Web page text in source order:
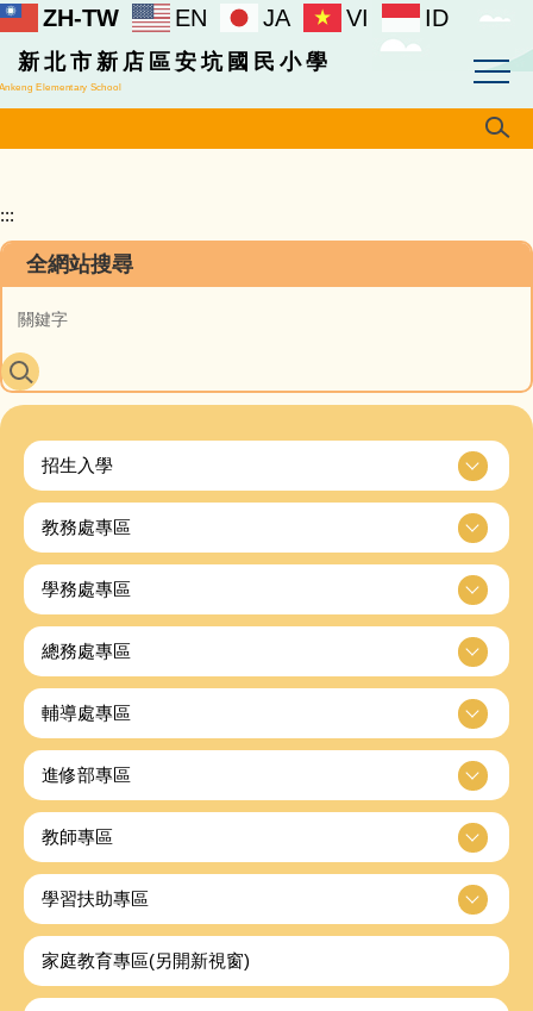
跳
主
要
容
ZH-TW EN JA VI ID
新北市新店區安坑國民小學
Elementary School
:::
全網站搜尋
招生入學
教務處專區
學務處專區
總務處專區
輔導處專區
進修部專區
教師專區
學習扶助專區
家庭教育專區(另開新視窗)